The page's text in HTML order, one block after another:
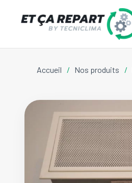
Accueil / Nos produits /